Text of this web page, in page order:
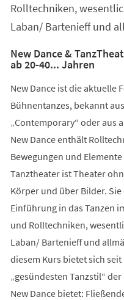
Rolltechniken,
Laban/ Bartenieff und
New Dance &
ab 20-40... Jahren
New Dance ist die aktuelle
Bühnentanzes, bekannt
„Contemporary“ oder aus
New Dance enthält
Bewegungen und
Tanztheater ist Theater
Körper und über Bilder.
Einführung in das Tanzen
und Rolltechniken,
Laban/ Bartenieff und
diesem Kurs bietet sich
„gesündesten Tanzstil“
New Dance bietet: